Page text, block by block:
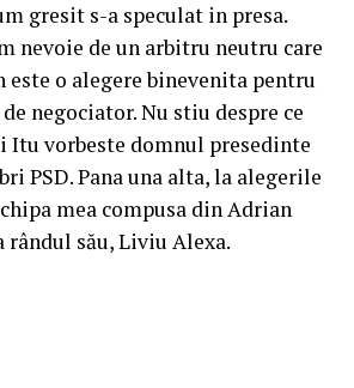
gresit s-a speculat in presa.
nevoie de un arbitru neutru care
este o alegere binevenita pentru
negociator. Nu stiu despre ce
Itu vorbeste domnul presedinte
PSD. Pana una alta, la alegerile
mea compusa din Adrian
rândul său, Liviu Alexa.